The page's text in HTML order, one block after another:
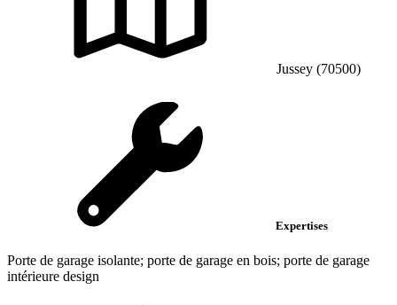
Jussey (70500)
Expertises
Porte de garage isolante; porte de garage en bois; porte de garage
intérieure design